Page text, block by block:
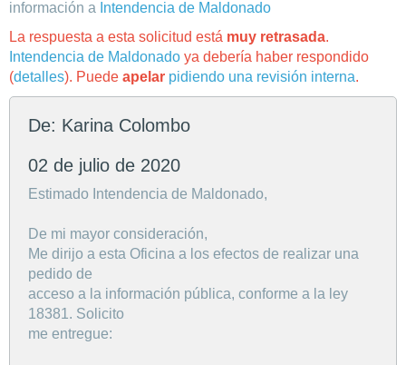
información a Intendencia de Maldonado
La respuesta a esta solicitud está muy retrasada.
Intendencia de Maldonado ya debería haber respondido
(detalles). Puede apelar pidiendo una revisión interna.
De: Karina Colombo
02 de julio de 2020
Estimado Intendencia de Maldonado,
De mi mayor consideración,
Me dirijo a esta Oficina a los efectos de realizar una
pedido de
acceso a la información pública, conforme a la ley
18381. Solicito
me entregue: